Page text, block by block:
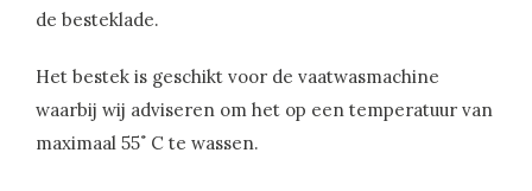
de besteklade.
Het bestek is geschikt voor de vaatwasmachine
waarbij wij adviseren om het op een temperatuur van
maximaal 55˚ C te wassen.